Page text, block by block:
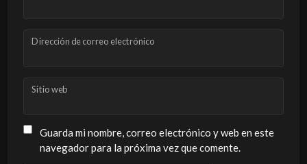
Dirección de correo electrónico
Sitio web
Guarda mi nombre, correo electrónico y web en este
navegador para la próxima vez que comente.